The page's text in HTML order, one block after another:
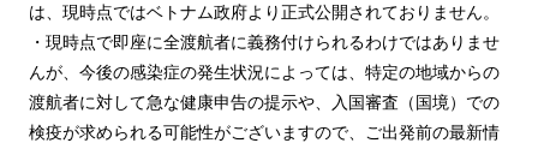
は、現時点ではベトナム政府より正式公開されておりません。
・現時点で即座に全渡航者に義務付けられるわけではありませ
んが、今後の感染症の発生状況によっては、特定の地域からの
渡航者に対して急な健康申告の提示や、入国審査（国境）での
検疫が求められる可能性がございますので、ご出発前の最新情